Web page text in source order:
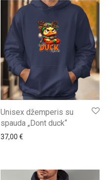
Unisex džemperis su
spauda „Dont duck“
37,00 €